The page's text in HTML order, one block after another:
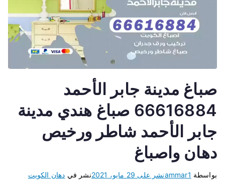
صباغ مدينة جابر الأحمد
66616884 صباغ هندي مدينة
جابر الأحمد شاطر ورخيص
دهان واصباغ
بواسطة ammar1نشر على 29 مايو، 2021 نشر في دهان الكويت